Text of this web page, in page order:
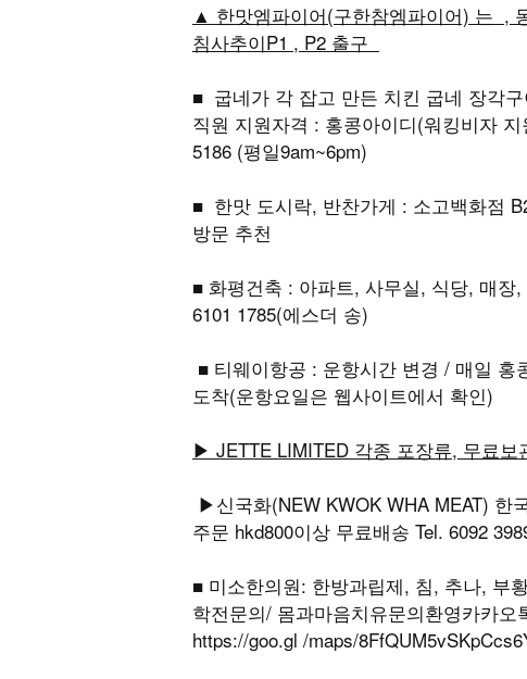
▲ 한맛엠파이어(구한참엠파이어) 는 ,
침사추이P1 , P2 출구
■ 굽네가 각 잡고 만든 치킨 굽네 장각
직원 지원자격 : 홍콩아이디(워킹비자
5186 (평일9am~6pm)
■ 한맛 도시락, 반찬가게 : 소고백화점
방문 추천
■ 화평건축 : 아파트, 사무실, 식당, 매
6101 1785(에스더 송)
■ 티웨이항공 : 운항시간 변경 / 매일 홍
도착(운항요일은 웹사이트에서 확인)
▶ JETTE LIMITED 각종 포장류, 무료보
▶신국화(NEW KWOK WHA MEAT) 한
주문 hkd800이상 무료배송 Tel. 6092
■ 미소한의원: 한방과립제, 침, 추나, 부
학전문의/ 몸과마음치유문의환영카카
https://goo.gl /maps/